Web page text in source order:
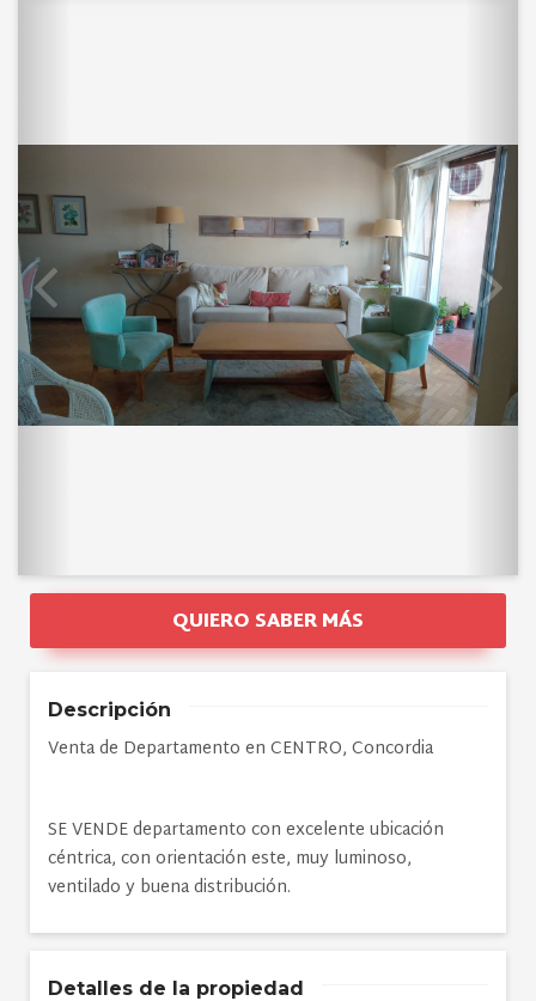
QUIERO SABER MÁS
Descripción
Venta de Departamento en CENTRO, Concordia
SE VENDE departamento con excelente ubicación
céntrica, con orientación este, muy luminoso,
ventilado y buena distribución.
Detalles de la propiedad